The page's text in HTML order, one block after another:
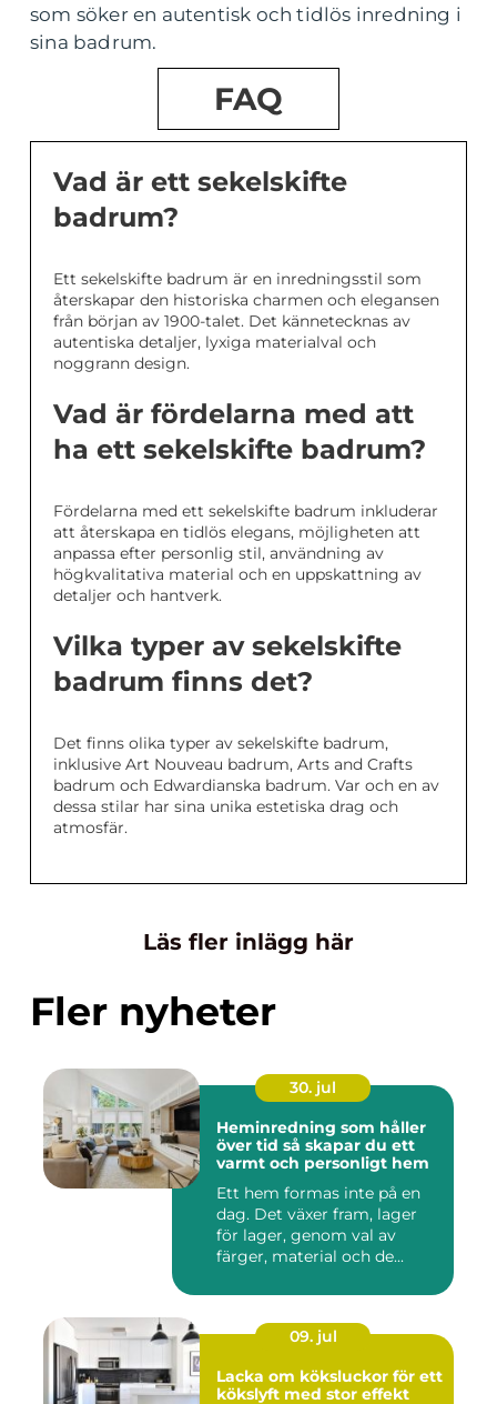
som söker en autentisk och tidlös inredning i
sina badrum.
FAQ
Vad är ett sekelskifte
badrum?
Ett sekelskifte badrum är en inredningsstil som
återskapar den historiska charmen och elegansen
från början av 1900-talet. Det kännetecknas av
autentiska detaljer, lyxiga materialval och
noggrann design.
Vad är fördelarna med att
ha ett sekelskifte badrum?
Fördelarna med ett sekelskifte badrum inkluderar
att återskapa en tidlös elegans, möjligheten att
anpassa efter personlig stil, användning av
högkvalitativa material och en uppskattning av
detaljer och hantverk.
Vilka typer av sekelskifte
badrum finns det?
Det finns olika typer av sekelskifte badrum,
inklusive Art Nouveau badrum, Arts and Crafts
badrum och Edwardianska badrum. Var och en av
dessa stilar har sina unika estetiska drag och
atmosfär.
Läs fler inlägg här
Fler nyheter
30. jul
Heminredning som håller
över tid så skapar du ett
varmt och personligt hem
Ett hem formas inte på en
dag. Det växer fram, lager
för lager, genom val av
färger, material och de...
09. jul
Lacka om köksluckor för ett
kökslyft med stor effekt